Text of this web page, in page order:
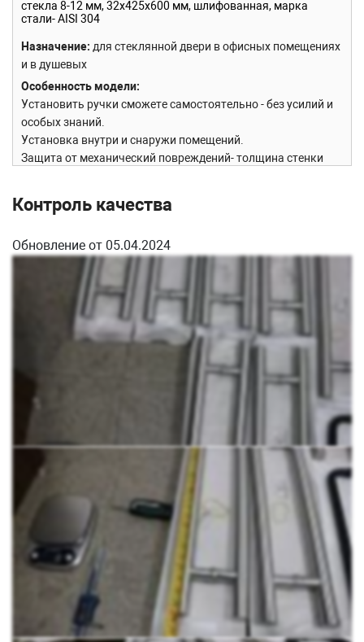
стекла 8-12 мм, 32х425х600 мм, шлифованная, марка
стали- AISI 304
Назначение для стеклянной двери в офисных помещениях
и в душевых
Особенность модели
Установить ручки сможете самостоятельно - без усилий и
особых знаний.
Установка внутри и снаружи помещений.
Защита от механический повреждений- толщина стенки
крепления имеет полную резьбу.
эластичного и морозостойкого ПВХ.
Сборка и установка
помощью шестигранника винты, делим ручку на две части,
в заранее заготовленные отверстия вырезы в стекле 10-12
мм фиксируем первую часть ручки в отверстиях и с
обратной стороны ответную часть затягиваем с помощью
Контроль качества
Обновление от 05.04.2024